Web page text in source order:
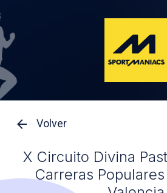
Volver
X Circuito Divina
Carreras